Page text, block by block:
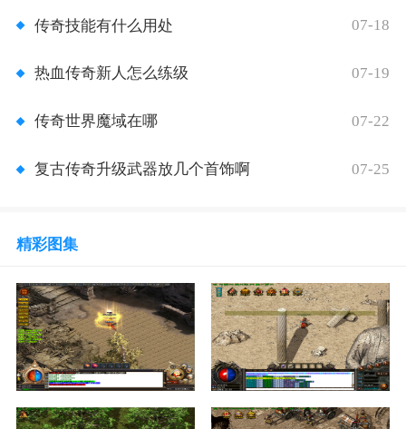
传奇技能有什么用处 07-18
热血传奇新人怎么练级 07-19
传奇世界魔域在哪 07-22
复古传奇升级武器放几个首饰啊 07-25
精彩图集